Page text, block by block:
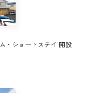
・ショートステイ 開設